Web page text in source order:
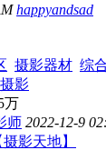
happyandsad
摄影器材 综
影
万
师 2022-12-9
摄影天地】